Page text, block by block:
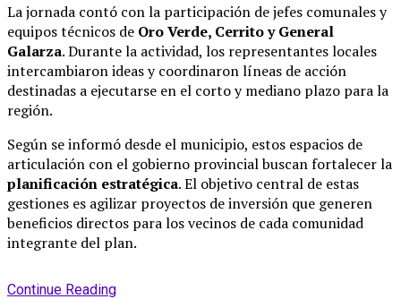
La jornada contó con la participación de jefes comunales y
equipos técnicos de Oro Verde, Cerrito y General
Galarza.Durante la actividad, los representantes locales
intercambiaron ideas y coordinaron líneas de acción
destinadas a ejecutarse en el corto y mediano plazo para la
región.
Según se informó desde el municipio, estos espacios de
articulación con el gobierno provincial buscan fortalecer la
planificación estratégica.El objetivo central de estas
gestiones es agilizar proyectos de inversión que generen
beneficios directos para los vecinos de cada comunidad
integrante del plan.
Continue Reading